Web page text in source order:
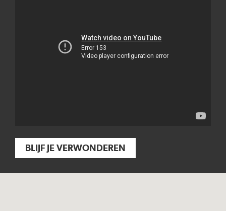
BLIJF JE VERWONDEREN